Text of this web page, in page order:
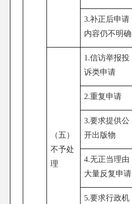
3.补正后申请
内容仍不明确
（五）
不予处
理
1.信访举报投
诉类申请
2.重复申请
3.要求提供公
开出版物
4.无正当理由
大量反复申请
5.要求行政机